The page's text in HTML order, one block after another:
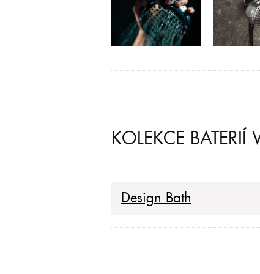
KOLEKCE
Design Bath